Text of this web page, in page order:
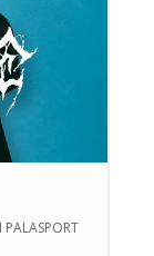
PALASPORT